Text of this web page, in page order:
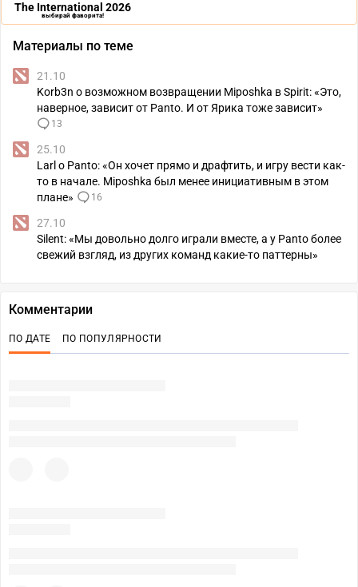
The International 2026
выбирай фаворита!
Материалы по теме
21.10
Korb3n о возможном возвращении Miposhka в Spirit: «Это,
наверное, зависит от Panto. И от Ярика тоже зависит»
13
25.10
Larl о Panto: «Он хочет прямо и драфтить, и игру вести как-
то в начале. Miposhka был менее инициативным в этом
плане»
16
27.10
Silent: «Мы довольно долго играли вместе, а у Panto более
свежий взгляд, из других команд какие-то паттерны»
Комментарии
ПО ДАТЕ ПО ПОПУЛЯРНОСТИ